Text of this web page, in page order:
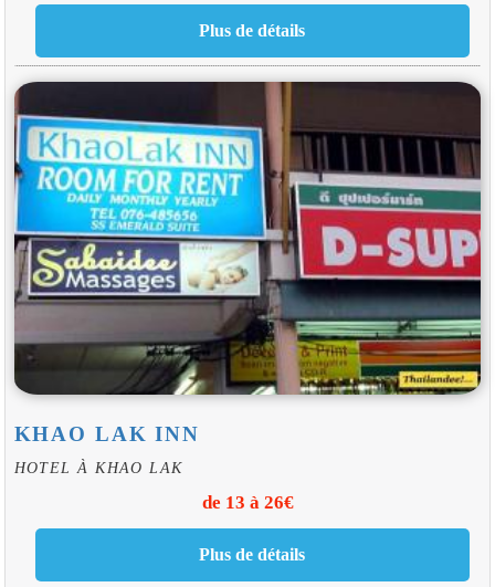
KHAO LAK INN
HOTEL À KHAO LAK
de 13 à 26€